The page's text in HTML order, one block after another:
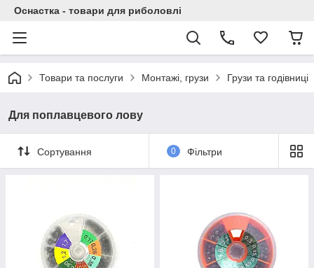
Оснастка - товари для риболовлі
Товари та послуги Монтажі, грузи Грузи та годівниці
Для поплавцевого лову
Сортування 0 Фільтри